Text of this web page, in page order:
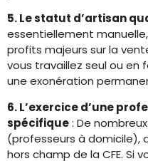
5. Le statut d’artisan
essentiellement
profits majeurs sur la
vous travaillez seul ou en
une exonération
6. L’exercice d’une
spécifique: De
(professeurs à domicile),
hors champ de la CFE. Si